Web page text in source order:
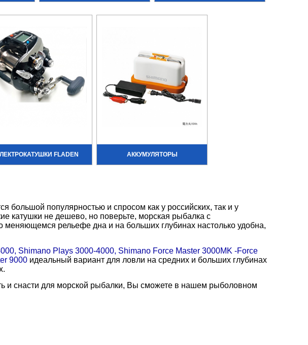
FLADEN АККУМУЛЯТОРЫ
большой популярностью и спросом как у российских, так и у
катушки не дешево, но поверьте, морская рыбалка с
меняющемся рельефе дна и на больших глубинах настолько удобна,
Shimano Plays 3000-4000, Shimano Force Master 3000MK -Force
9000идеальный вариант для ловли на средних и больших глубинах
и снасти для морской рыбалки, Вы сможете в нашем рыболовном